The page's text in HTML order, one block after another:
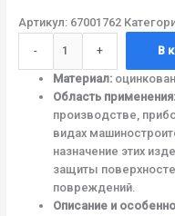
Артикул: 67001762
- + В
Материал:
Область применения:
производстве,
видах
назначение этих
защиты
повреждений.
Описание и